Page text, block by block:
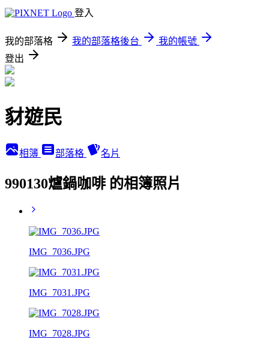
登入
我的部落格 我的部落格後台
我的帳號
登出
豺遊民
相簿 部落格 名片
990130爐鍋咖啡 的相簿照片
IMG_7036.JPG
IMG_7031.JPG
IMG_7028.JPG